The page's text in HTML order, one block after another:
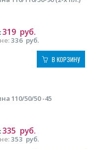
336 руб.
319 руб.
В КОРЗИНУ
110/50/50 -45
353 руб.
335 руб.